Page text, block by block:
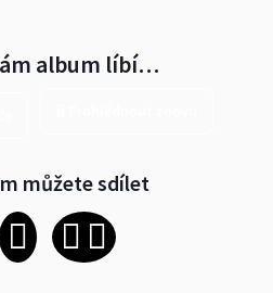
album líbí…
můžete sdílet